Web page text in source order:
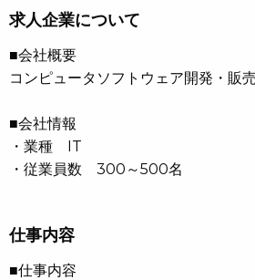
求人企業について
■会社概要
コンピュータソフトウェア開発・販
■会社情報
・業種 IT
・従業員数 300～500名
仕事内容
■仕事内容